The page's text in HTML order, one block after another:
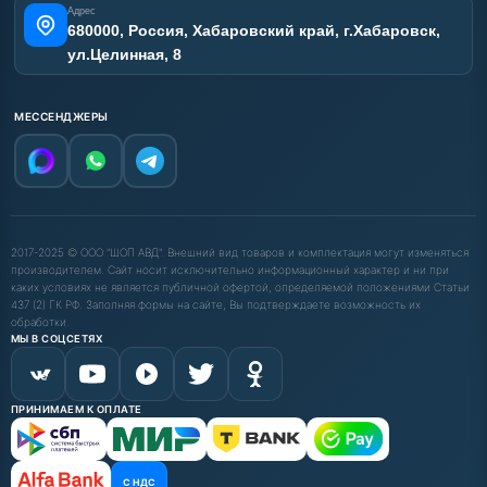
Адрес
680000, Россия, Хабаровский край, г.Хабаровск,
ул.Целинная, 8
МЕССЕНДЖЕРЫ
2017-2025 © ООО "ШОП АВД". Внешний вид товаров и комплектация могут изменяться
производителем. Сайт носит исключительно информационный характер и ни при
каких условиях не является публичной офертой, определяемой положениями Статьи
437 (2) ГК РФ. Заполняя формы на сайте, Вы подтверждаете возможность их
обработки.
МЫ В СОЦСЕТЯХ
ПРИНИМАЕМ К ОПЛАТЕ
С НДС